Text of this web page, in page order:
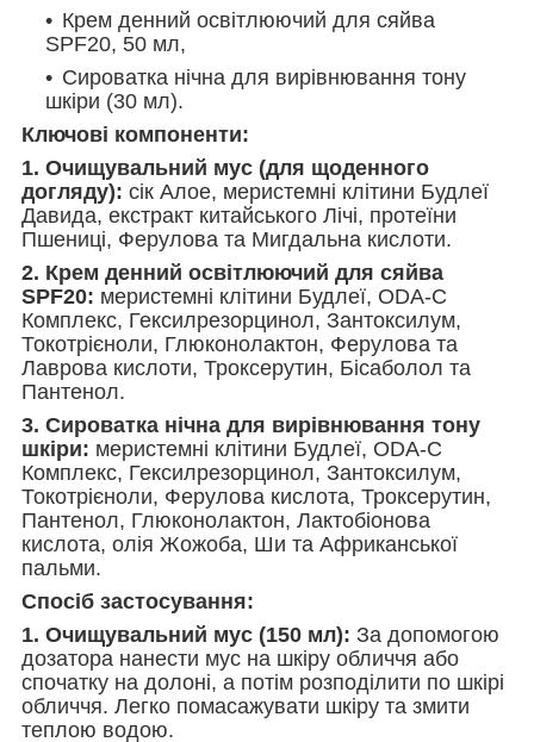
Крем денний освітлюючий для сяйва
SPF20, 50 мл,
Сироватка нічна для вирівнювання тону
шкіри (30 мл).
Ключові компоненти:
1. Очищувальний мус (для щоденного
догляду): сік Алое, меристемні клітини Будлеї
Давида, екстракт китайського Лічі, протеїни
Пшениці, Ферулова та Мигдальна кислоти.
2. Крем денний освітлюючий для сяйва
SPF20: меристемні клітини Будлеї, ODA-C
Комплекс, Гексилрезорцинол, Зантоксилум,
Токотрієноли, Глюконолактон, Ферулова та
Лаврова кислоти, Троксерутин, Бісаболол та
Пантенол.
3. Сироватка нічна для вирівнювання тону
шкіри: меристемні клітини Будлеї, ODA-C
Комплекс, Гексилрезорцинол, Зантоксилум,
Токотрієноли, Ферулова кислота, Троксерутин,
Пантенол, Глюконолактон, Лактобіонова
кислота, олія Жожоба, Ши та Африканської
пальми.
Спосіб застосування:
1. Очищувальний мус (150 мл): За допомогою
дозатора нанести мус на шкіру обличчя або
спочатку на долоні, а потім розподілити по шкірі
обличчя. Легко помасажувати шкіру та змити
теплою водою.